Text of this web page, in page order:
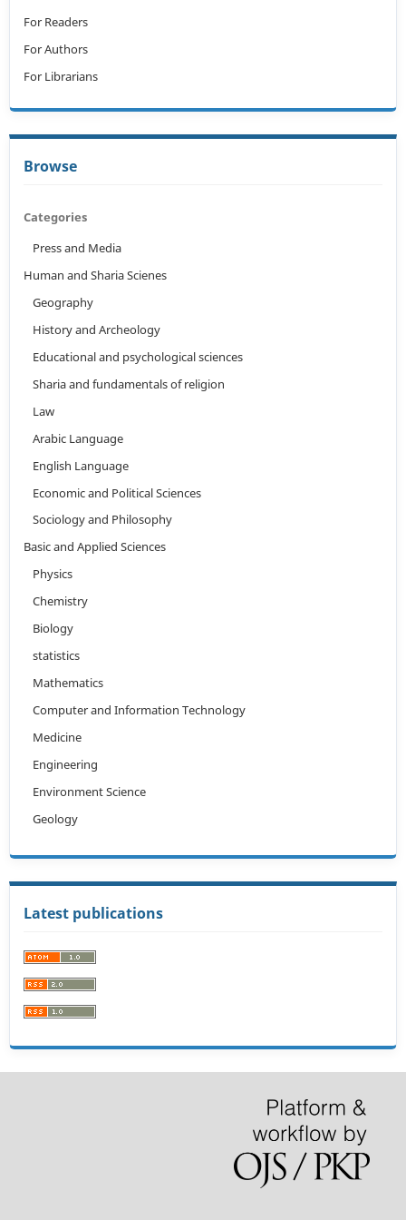
For Readers
For Authors
For Librarians
Browse
Categories
Press and Media
Human and Sharia Scienes
Geography
History and Archeology
Educational and psychological sciences
Sharia and fundamentals of religion
Law
Arabic Language
English Language
Economic and Political Sciences
Sociology and Philosophy
Basic and Applied Sciences
Physics
Chemistry
Biology
statistics
Mathematics
Computer and Information Technology
Medicine
Engineering
Environment Science
Geology
Latest publications